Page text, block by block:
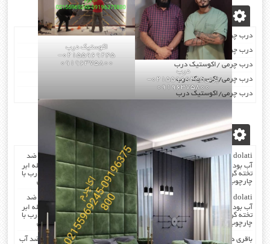
درب
چرمی02155969245-
09196375800
اکوستیک درب
02155969245-
09196375800
نوشته‌های تازه
درب چرمی/اکوستیک درب
درب چرمی/اکوستیک درب
درب چرمی /اکوستیک درب
درب چرمی/اکوستیک درب
درب چرمی/اکوستیک درب
آخرین دیدگاه‌ها
dolati درصدا گیر…درب اکوستیک…چرم کردن درب با مرغوب ترین چرم ضد
آب بودن چرم …در هنگام چرم کردن همه ی درز های درب و چارچوب بوسیله ابر
تخته گرفته میشود که جلوی صدا را میگیرد . کار در محل انجام میشود که درب با
چارچوب فیکس میشود۰۹۱۹۶۳۷۵۸۰۰-۰۹۳۰۷۸۰۱۷۸۸مهندس دولتی
dolati
صدا گیر…درب اکوستیک…چرم کردن درب با مرغوب ترین چرم ضد
آب بودن چرم …در هنگام چرم کردن همه ی درز های درب و چارچوب بوسیله ابر
تخته گرفته میشود که جلوی صدا را میگیرد . کار در محل انجام میشود که درب با
چارچوب فیکس میشود۰۹۱۹۶۳۷۵۸۰۰-۰۹۳۰۷۸۰۱۷۸۸مهندس دولتی
باقری در
صدا گیر…درب اکوستیک…چرم کردن درب با مرغوب ترین چرم ضد آب